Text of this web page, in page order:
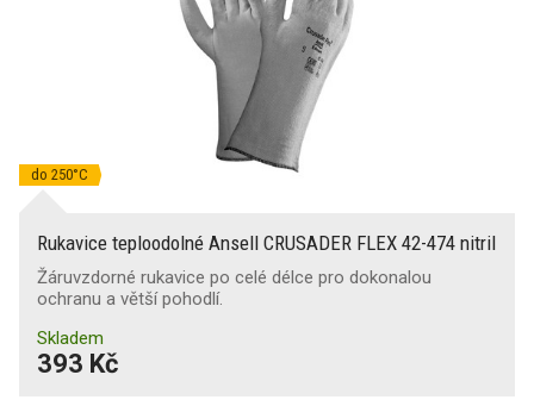
do 250°C
Rukavice teploodolné Ansell CRUSADER FLEX 42-474 nitril
Žáruvzdorné rukavice po celé délce pro dokonalou
ochranu a větší pohodlí.
Skladem
393 Kč